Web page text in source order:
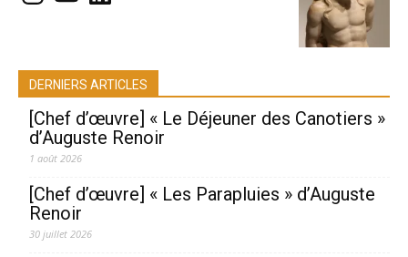
DERNIERS ARTICLES
[Chef d’œuvre] « Le Déjeuner des Canotiers »
d’Auguste Renoir
1 août 2026
[Chef d’œuvre] « Les Parapluies » d’Auguste
Renoir
30 juillet 2026